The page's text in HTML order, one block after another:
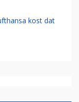
kost dat